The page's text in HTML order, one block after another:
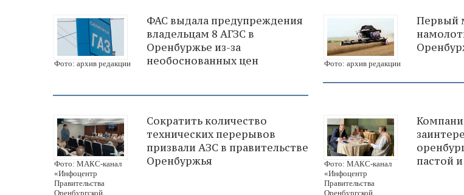
Фото: архив редакции
ФАС выдала предупреждения
владельцам 8 АГЗС в
Оренбуржье из-за
необоснованных цен
Фото: архив редакции
Первый
Фото: МАКС-канал
«Инфоцентр
Правительства
Оренбургской
Сократить количество
технических перерывов
призвали АЗС в правительстве
Оренбуржья
Фото: МАКС-канал
«Инфоцентр
Правительства
Оренбургской
пастой